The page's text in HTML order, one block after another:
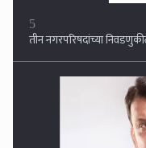
आपण प्रचार सभेत
घेऊन जनतेपुढे जात आहोत :